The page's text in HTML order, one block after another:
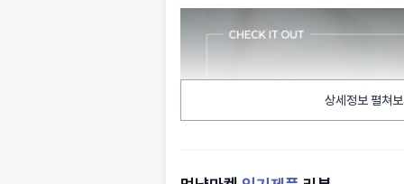
상세정보 펼쳐